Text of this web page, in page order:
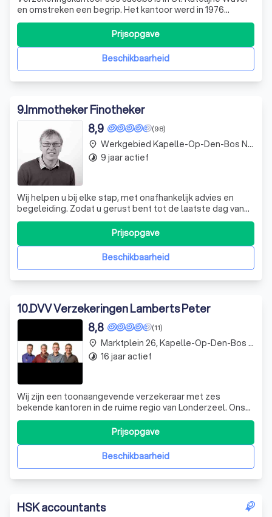
en omstreken een begrip. Het kantoor werd in 1976
opgestart door mijn vader Jos Jacobs, eerst in bijberoep
en fulltime sinds 1979. Hij bouwde het kantoor uit tot een
bloeiende zaak en een gezond bedrijf, dankzij zijn
werkkracht en vakkennis. EBeschikbaarheid
Prijsopgave
9.Immotheker Finotheker
(98)
8,9
Wij helpen u bij elke stap, met onafhankelijk advies en
begeleiding. Zodat u gerust bent tot de laatste dag van
uw krediet. Want een woonkrediet is meer dan een lage
Beschikbaarheid
Prijsopgave
place Werkgebied Kapelle-Op-Den-Bos Nieuwenrode
timelapse 9 jaar actief
10.DVV Verzekeringen Lamberts Peter
(11)
8,8
Wij zijn een toonaangevende verzekeraar met zes
bekende kantoren in de ruime regio van Londerzeel. Ons
team van 14 gemotiveerde professionals staat altijd klaar
om onze klanten te ondersteunen. Wij onderscheiden ons
door onze persoonlijke bereikbaarheid en ons uitgebreide
financiële aanbod. Als dynaBeschikbaarheid
Prijsopgave
place Marktplein 26, Kapelle-Op-Den-Bos Nieuwenrode
timelapse 16 jaar actief
HSK accountants